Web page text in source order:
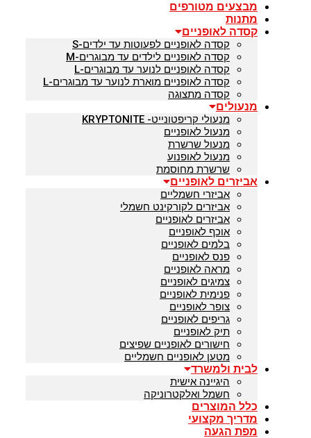
מבצעים מטורפים
מתנות
קסדה לאופניים
קסדה לאופניים לפעוטות עד ילדים-S
קסדה לאופניים לילדים עד מבוגרים-M
קסדה לאופניים לנוער עד מבוגרים-L
קסדה לאופניים מוארת לנוער עד מבוגרים-L
קסדה מתצוגה
מנעולים
מנעולי קריפטונייט- KRYPTONITE
מנעול לאופניים
מנעול שרשרת
מנעול לאופנוע
שרשרת מחוסמת
אביזרים לאופניים
אביזרי חשמליים
אביזרים לקורקינט חשמלי
אביזרים לאופניים
אוכף לאופניים
בלמים לאופניים
פנס לאופניים
מראה לאופניים
צמיגים לאופניים
פנימית לאופניים
צופר לאופניים
גריפים לאופניים
תיק לאופניים
חישורים לאופניים שפיצים
מטען לאופניים חשמליים
לבית ולמשרד
היגיינה אישית
חשמל ואלקטרוניקה
כלל המוצרים
מדריך מקצועי
מפת הגעה